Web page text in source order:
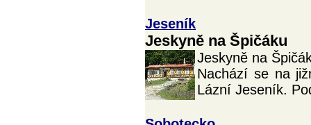
Jeseník
Jeskyně na Špičáku
Jeskyně na
Nachází se na
Lázní Jeseník.